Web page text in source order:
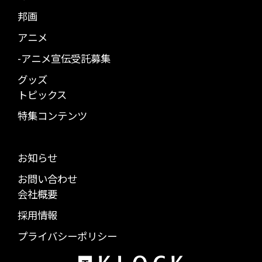
邦画
アニメ
-アニメ宣伝受託募集
グッズ
トピックス
特集コンテンツ
お知らせ
お問い合わせ
会社概要
採用情報
プライバシーポリシー